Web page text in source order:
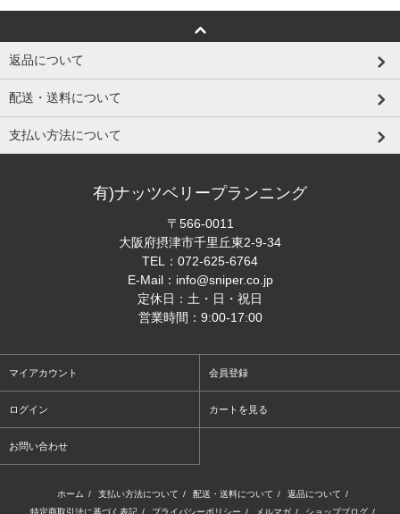
返品について
配送・送料について
支払い方法について
有)ナッツベリープランニング
〒566-0011
大阪府摂津市千里丘東2-9-34
TEL： 072-625-6764
E-Mail： info@sniper.co.jp
定休日：土・日・祝日
営業時間：9:00-17:00
マイアカウント 会員登録
ログイン カートを見る
お問い合わせ
ホーム / 支払い方法について / 配送・送料について / 返品について /
特定商取引法に基づく表記 / プライバシーポリシー / メルマガ / ショップブログ /